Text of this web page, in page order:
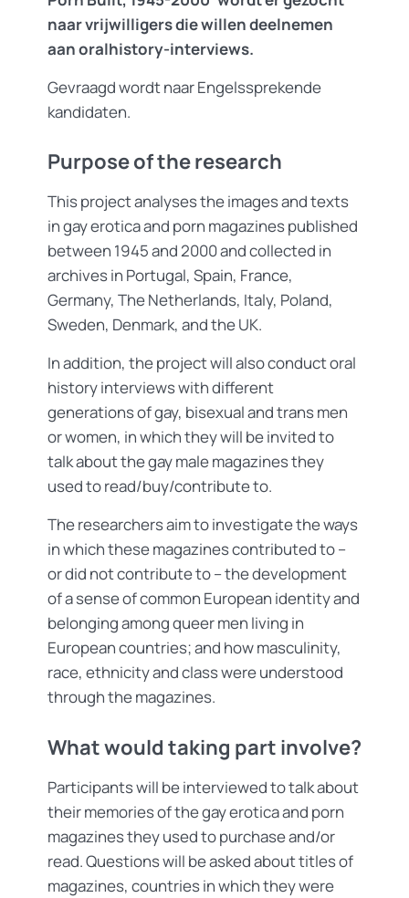
naar vrijwilligers die willen deelnemen
aan oralhistory-interviews.
Gevraagd wordt naar Engelssprekende
kandidaten.
Purpose of the research
This project analyses the images and texts
in gay erotica and porn magazines published
between 1945 and 2000 and collected in
archives in Portugal, Spain, France,
Germany, The Netherlands, Italy, Poland,
Sweden, Denmark, and the UK.
In addition, the project will also conduct oral
history interviews with different
generations of gay, bisexual and trans men
or women, in which they will be invited to
talk about the gay male magazines they
used to read/buy/contribute to.
The researchers aim to investigate the ways
in which these magazines contributed to –
or did not contribute to – the development
of a sense of common European identity and
belonging among queer men living in
European countries; and how masculinity,
race, ethnicity and class were understood
through the magazines.
What would taking part involve?
Participants will be interviewed to talk about
their memories of the gay erotica and porn
magazines they used to purchase and/or
read. Questions will be asked about titles of
magazines, countries in which they were